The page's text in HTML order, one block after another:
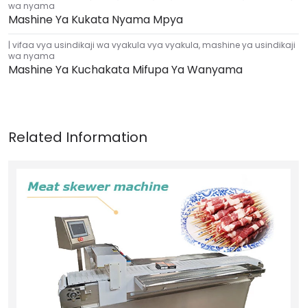
wa nyama
Mashine Ya Kukata Nyama Mpya
vifaa vya usindikaji wa vyakula vya vyakula, mashine ya usindikaji
wa nyama
Mashine Ya Kuchakata Mifupa Ya Wanyama